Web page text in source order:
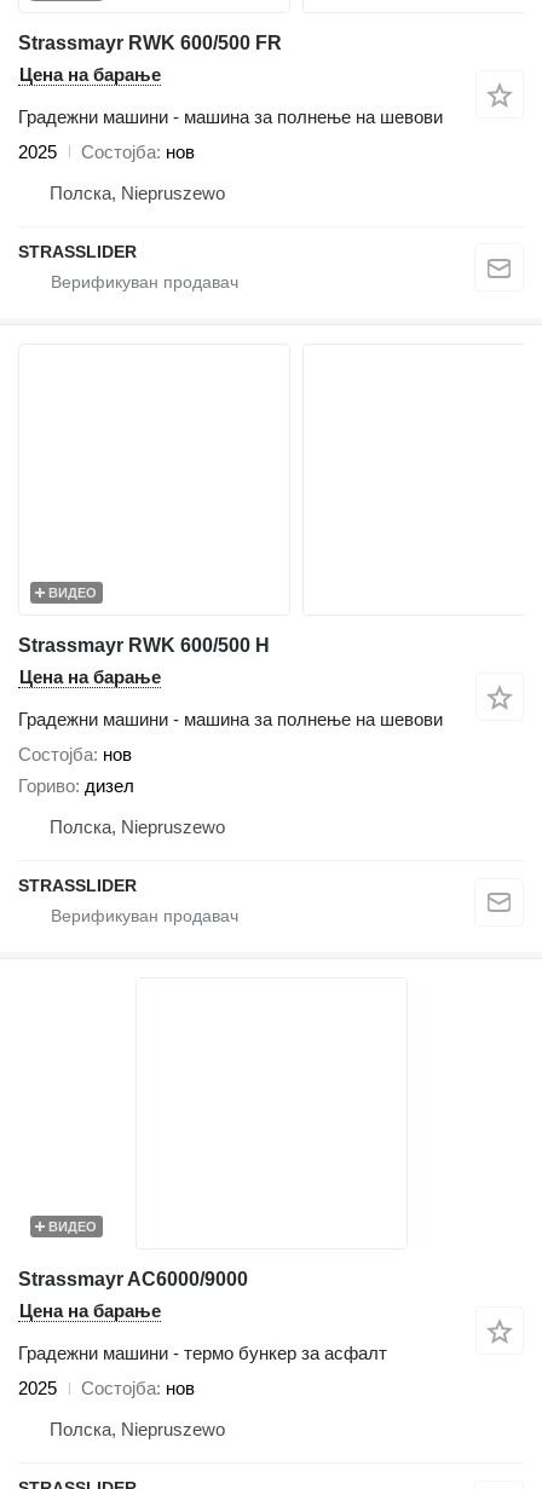
Strassmayr RWK 600/500 FR
Цена на барање
Градежни машини - машина за полнење на шевови
2025
Состојба нов
Полска, Niepruszewo
STRASSLIDER
ВИДЕО
Strassmayr RWK 600/500 H
Цена на барање
Градежни машини - машина за полнење на шевови
Состојба нов
Гориво дизел
Полска, Niepruszewo
STRASSLIDER
ВИДЕО
Strassmayr AC6000/9000
Цена на барање
Градежни машини - термо бункер за асфалт
2025
Состојба нов
Полска, Niepruszewo